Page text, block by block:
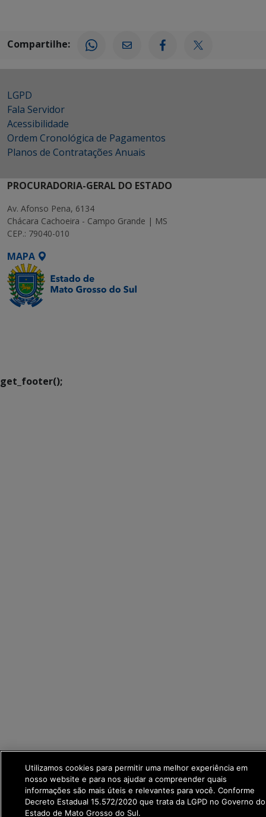
Compartilhe:
LGPD
Fala Servidor
Acessibilidade
Ordem Cronológica de Pagamentos
Planos de Contratações Anuais
PROCURADORIA-GERAL DO ESTADO
Av. Afonso Pena, 6134
Chácara Cachoeira - Campo Grande | MS
CEP.: 79040-010
MAPA
get_footer();
Utilizamos cookies para permitir uma melhor experiência em
nosso website e para nos ajudar a compreender quais
informações são mais úteis e relevantes para você. Conforme
Decreto Estadual 15.572/2020 que trata da LGPD no Governo do
Estado de Mato Grosso do Sul.